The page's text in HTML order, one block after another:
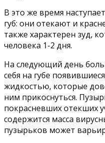
В это же время
губ: они отекают и
также характерен зуд,
человека 1-2 дня.
На следующий день
себя на губе
жидкостью, которые
ним прикоснуться.
покрасневших отекших
содержится масса
пузырьков может